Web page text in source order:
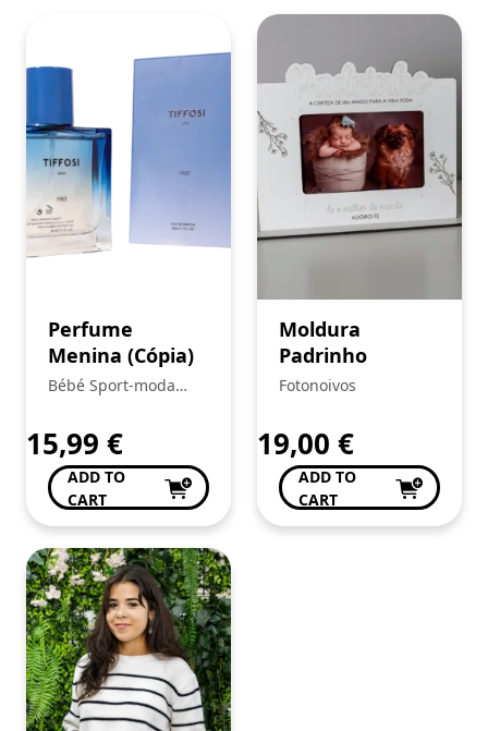
Perfume
Menina (Cópia)
Bébé Sport-moda
15,99 €
ADD TO
CART
Moldura
Padrinho
Fotonoivos
19,00 €
ADD TO
CART